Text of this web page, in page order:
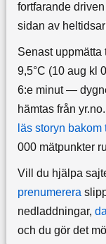
fortfarande
sidan av
Senast uppmätta
9,5°C (10 aug kl
6:e minut —
hämtas från yr.no.
läs storyn bakom
000 mätpunkter
Vill du hjälpa
prenumerera
nedladdningar,
och du gör det